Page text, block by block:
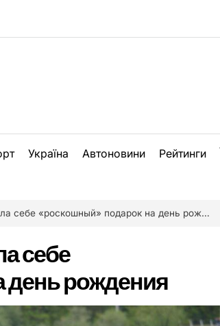
Україна Автоновини Рейтинги
«роскошный» подарок на день рождения
себе
день рождения